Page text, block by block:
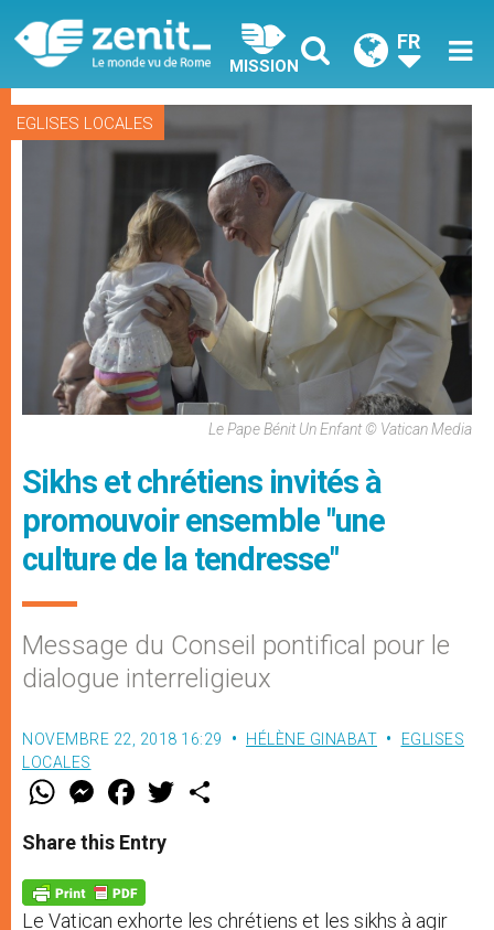
MISSION
FR
EGLISES LOCALES
Le Pape Bénit Un Enfant © Vatican Media
Sikhs et chrétiens invités à
promouvoir ensemble "une
culture de la tendresse"
Message du Conseil pontifical pour le
dialogue interreligieux
NOVEMBRE 22, 2018 16:29 HÉLÈNE GINABAT
EGLISES
LOCALES
W
t
s
p
p
M
e
s
e
g
e
r
F
a
e
b
o
k
w
Share this Entry
Le Vatican exhorte les chrétiens et les sikhs à agir